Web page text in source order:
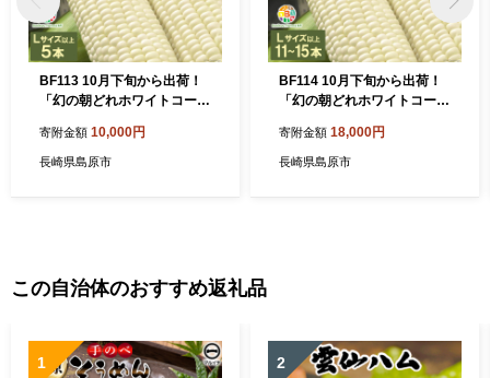
BF113 10月下旬から出荷！
「幻の朝どれホワイトコー
ト【全国的にも珍しい秋季出
荷】
寄附金額 10,000円
長崎県島原市
BF114 10月下旬から出荷！
「幻の朝どれホワイトコー
本セット【全国的にも珍しい
秋季出荷】
寄附金額 18,000円
長崎県島原市
この自治体のおすすめ返礼品
1 2